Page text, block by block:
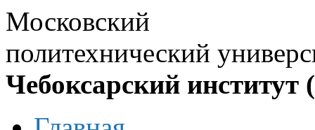
Московский
политехнический
Чебоксарский институт